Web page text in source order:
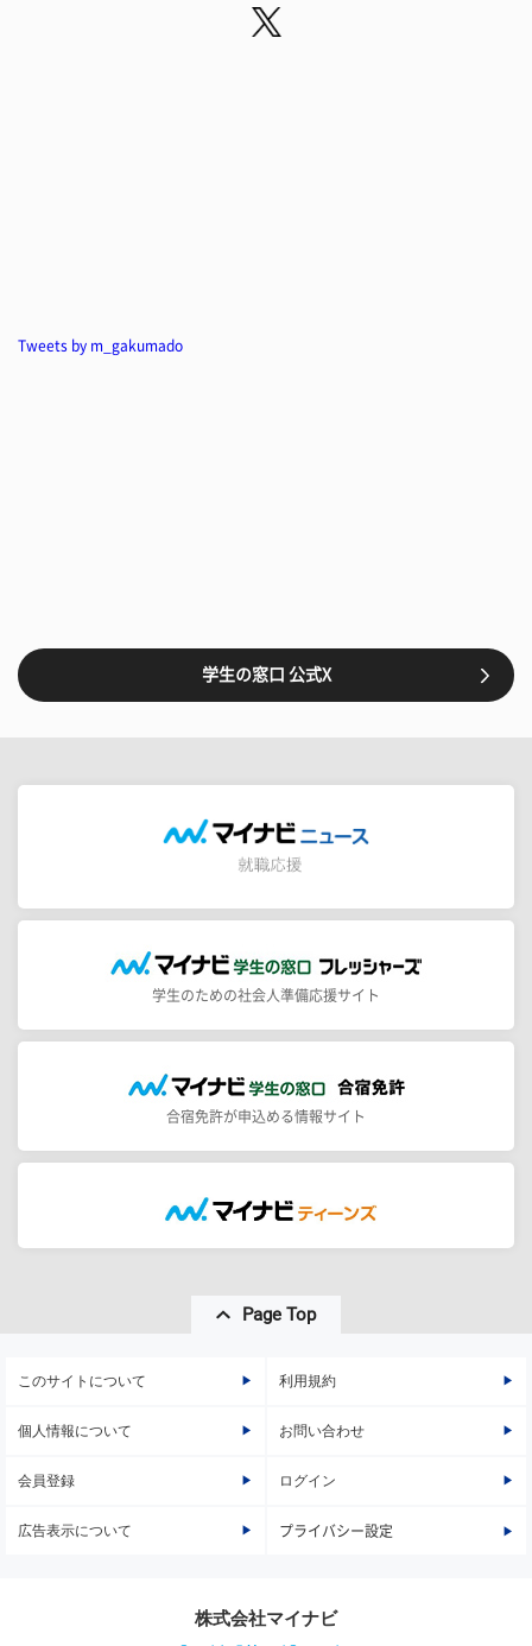
Tweets by m_gakumado
学生の窓口 公式X
学生のための社会人準備応援サイト
合宿免許が申込める情報サイト
Page Top
このサイトについて 利用規約
個人情報について お問い合わせ
会員登録 ログイン
広告表示について プライバシー設定
株式会社マイナビ